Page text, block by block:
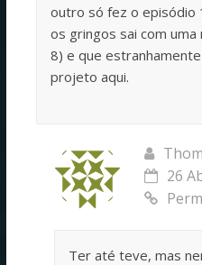
outro só fez o episódio
os gringos sai com
8) e que
projeto aqui.
26
Ter até teve, mas